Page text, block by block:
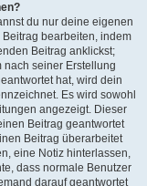
du nur deine eigenen
bearbeiten, indem
Beitrag anklickst;
nach seiner Erstellung
hat, wird dein
Es wird sowohl
angezeigt. Dieser
Beitrag geantwortet
Beitrag überarbeitet
eine Notiz hinterlassen,
dass normale Benutzer
darauf geantwortet